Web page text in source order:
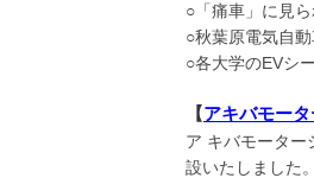
○「痛車」に見
○秋葉原電気自
○各大学のEVシ
【アキバモー
ア キバモーター
設いたしました